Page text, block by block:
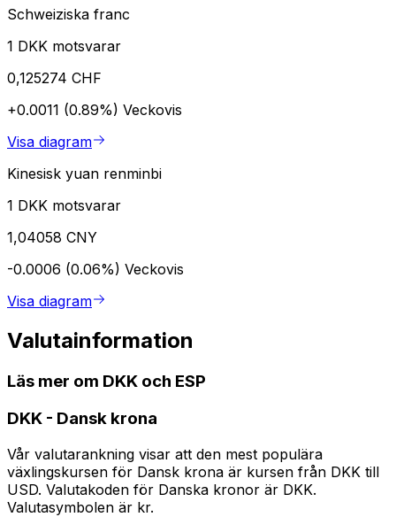
Schweiziska franc
1 DKK motsvarar
0,125274 CHF
+0.0011 (0.89%) Veckovis
Visa diagram
Kinesisk yuan renminbi
1 DKK motsvarar
1,04058 CNY
-0.0006 (0.06%) Veckovis
Visa diagram
Valutainformation
Läs mer om DKK och ESP
DKK - Dansk krona
Vår valutarankning visar att den mest populära
växlingskursen för Dansk krona är kursen från DKK till
USD. Valutakoden för Danska kronor är DKK.
Valutasymbolen är kr.